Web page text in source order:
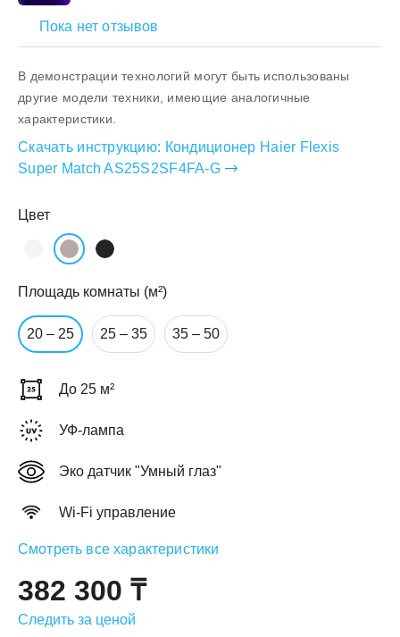
на товары
к выбору
Пока нет отзывов
В демонстрации технологий могут быть использованы
другие модели техники, имеющие аналогичные
характеристики.
Скачать инструкцию: Кондиционер Haier Flexis
Super Match AS25S2SF4FA-G
Цвет
Площадь комнаты (м²)
20 – 25 25 – 35 35 – 50
До 25 м²
УФ-лампа
Эко датчик "Умный глаз"
Wi-Fi управление
Смотреть все характеристики
382 300 ₸
Следить за ценой